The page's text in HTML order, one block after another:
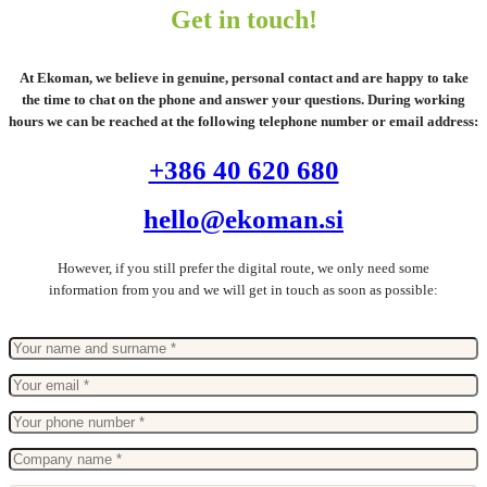
Get in touch!
At Ekoman, we believe in genuine, personal contact and are happy to take
the time to chat on the phone and answer your questions. During working
hours we can be reached at the following telephone number or email address:
+386 40 620 680
hello@ekoman.si
However, if you still prefer the digital route, we only need some
information from you and we will get in touch as soon as possible: